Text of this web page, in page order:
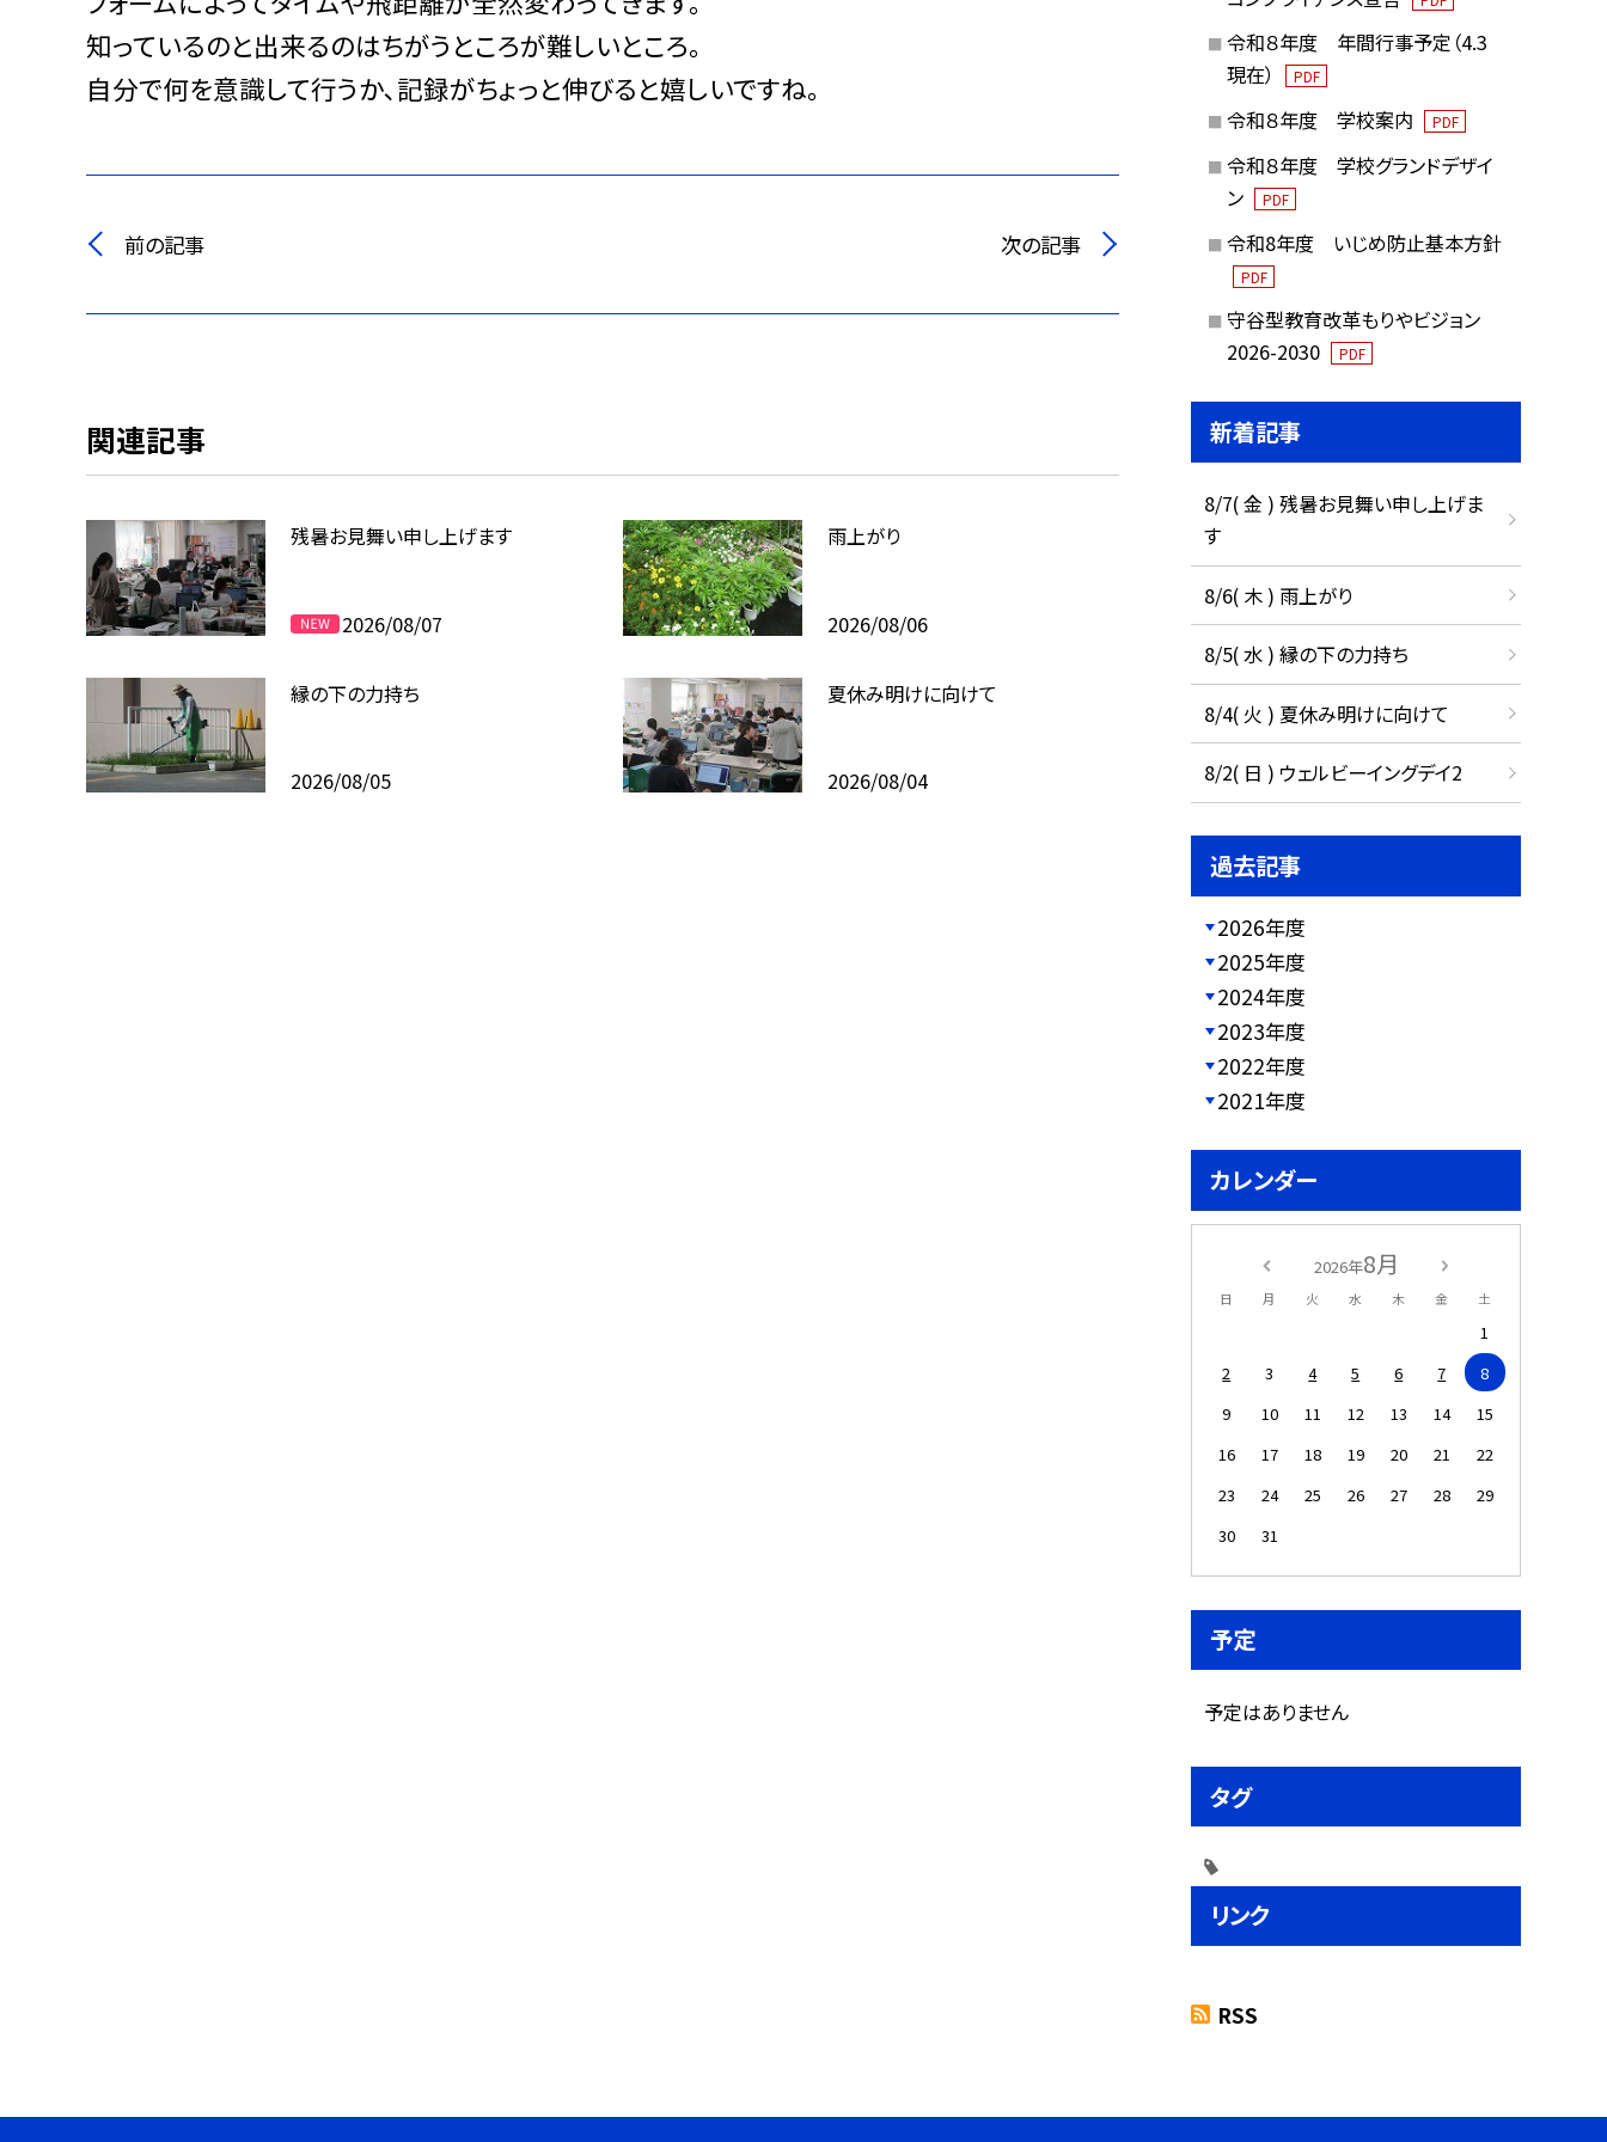
知っているのと出来るのはちがうところが難しいところ。
自分で何を意識して行うか､記録がちょっと伸びると嬉しいですね。
前の記事 次の記事
関連記事
残暑お見舞い申し上げます
2026/08/07
雨上がり
2026/08/06
縁の下の力持ち
2026/08/05
夏休み明けに向けて
2026/08/04
令和８年度 年間行事予定（4.3
現在）
PDF
令和８年度 学校案内 PDF
令和８年度 学校グランドデザイ
ン
PDF
令和8年度 いじめ防止基本方針
PDF
守谷型教育改革もりやビジョン
2026-2030
PDF
新着記事
8/7( 金 ) 残暑お見舞い申し上げま
す
8/6( 木 ) 雨上がり
8/5( 水 ) 縁の下の力持ち
8/4( 火 ) 夏休み明けに向けて
8/2( 日 ) ウェルビーイングデイ2
過去記事
2026年度
2025年度
2024年度
2023年度
2022年度
2021年度
カレンダー
2026年8月
日 月 火 水 木 金 土
1
2
3 4 5 6 7
8
9
10 11 12 13 14
15
16
17 18 19 20 21
22
23
24 25 26 27 28
29
30
31
予定
予定はありません
タグ
リンク
RSS